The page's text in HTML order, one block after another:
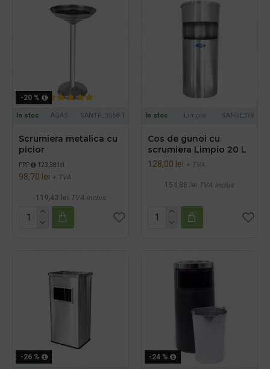
-20 %
In stoc AQAS SANTR_3568-1
Scrumiera metalica cu
picior
PRP 123,38 lei
98,70 lei + TVA
119,43 lei TVA inclus
In stoc Limpio SANSE378
Cos de gunoi cu
scrumiera Limpio 20 L
128,00 lei + TVA
154,88 lei TVA inclus
-26 % -24 %